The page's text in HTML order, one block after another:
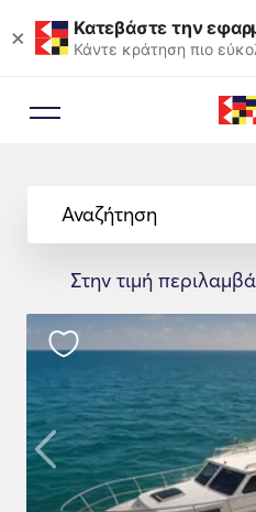
× Κατεβάστε την
Κάντε κράτηση πιο
Αναζήτηση
Στην τιμή